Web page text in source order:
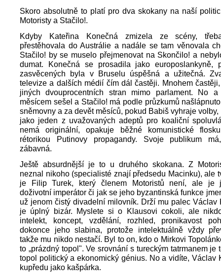
Skoro absolutně to platí pro dva skokany na naší
Motoristy a Stačilo!.
Kdyby Kateřina Konečná zmizela ze scény,
přestěhovala do Austrálie a nadále se tam věnovala
Stačilo! by se muselo přejmenovat na Skončilo! a
dumat. Konečná se prosadila jako europoslankyně,
zasvěcených byla v Bruselu úspěšná a užitečná.
televize a dalších médií čím dál častěji. Mnohem
jiných dvouprocentních stran mimo parlament. No
měsícem sešel a Stačilo! má podle průzkumů
sněmovny a za devět měsíců, pokud Babiš vyhraje
jako jeden z uvažovaných adeptů pro koaliční
nemá originální, opakuje běžné komunistické
rétorikou Putinovy propagandy. Svoje publikum
zábavná.
Ještě absurdnější je to u druhého skokana. Z
neznal nikoho (specialisté znají předsedu Macinku), ale
je Filip Turek, který členem Motoristů není, ale je
doživotní imperátor či jak se jeho byzantinská funkce
už jenom čistý divadelní milovník. Drží mu palec Václav
je úplný bizár. Myslete si o Klausovi cokoli, ale
intelekt, koncept, vzdělání, rozhled, pronikavost
dokonce jeho slabina, protože intelektuálně vždy
takže mu nikdo nestačí. Byl to on, kdo o Mirkovi
to „prázdný topol". Ve srovnání s tureckým tatrmanem je
topol politický a ekonomický génius. No a vidíte, Václav
kupředu jako kašpárka.